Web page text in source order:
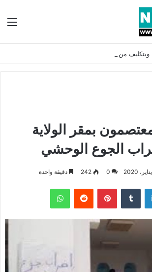
بمقر الولاية
الجوع الوحشي
0
242 دقيقة واحدة
لينكدإن بينتيريست واتساب